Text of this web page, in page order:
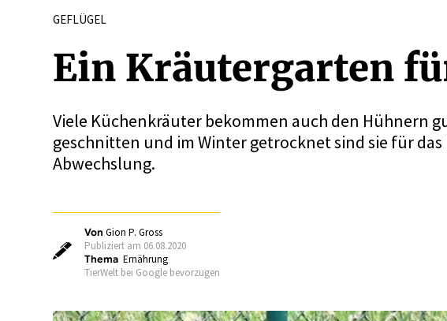
GEFLÜGEL
Ein Kräuter­garten
Viele Küchenkräuter bekommen auch den Hühnern
geschnitten und im Winter getrocknet sind sie für
Abwechslung.
VonGion P. Gross
Publiziert am 06.08.2020
Thema Ernährung
TierWelt bei Google bevorzugen